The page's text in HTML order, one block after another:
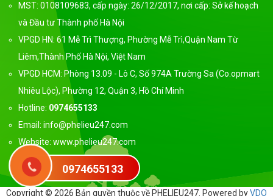
MST: 0108109683, cấp ngày: 26/12/2017, nơi cấp: Sở kế hoạch
và Đầu tư Thành phố Hà Nội
VPGD HN: 61 Mễ Trì Thượng, Phường Mễ Trì,Quận Nam Từ
Liêm,Thành Phố Hà Nội, Việt Nam
VPGD HCM: Phòng 13.09 - Lô C, Số 974A Trường Sa (Co.opmart
Nhiêu Lộc), Phường 12, Quận 3, Hồ Chí Minh
Hotline: 0974655133
Email: info@phelieu247.com
Website: www.phelieu247.com
Copyright © 2026 Bản quyền thuộc về PHELIEU247. Powered byVDO
0974655133